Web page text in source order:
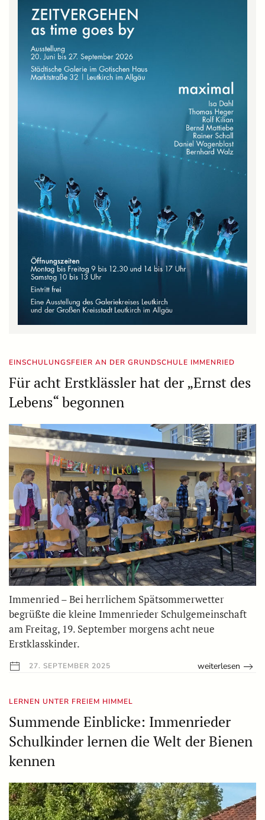
EINSCHULUNGSFEIER AN DER GRUNDSCHULE IMMENRIED
Für acht Erstklässler hat der „Ernst des
Lebens“ begonnen
Immenried – Bei herrlichem Spätsommerwetter
begrüßte die kleine Immenrieder Schulgemeinschaft
am Freitag, 19. September morgens acht neue
Erstklasskinder.
27. SEPTEMBER 2025 weiterlesen
LERNEN UNTER FREIEM HIMMEL
Summende Einblicke: Immenrieder
Schulkinder lernen die Welt der Bienen
kennen